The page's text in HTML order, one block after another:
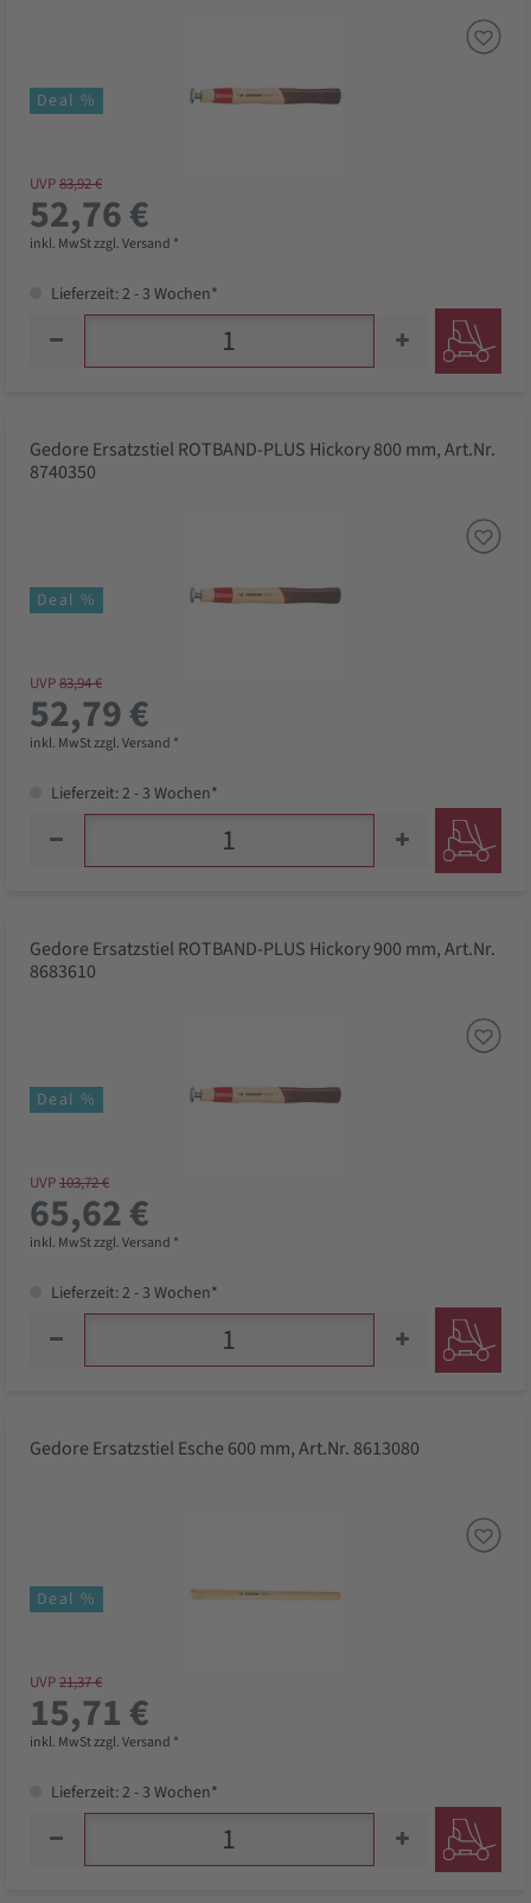
Deal %
UVP83,92 €
52,76 €
inkl. MwSt zzgl. Versand *
Lieferzeit: 2 - 3 Wochen*
Gedore Ersatzstiel ROTBAND-PLUS Hickory 800 mm, Art.Nr.
8740350
Deal %
UVP83,94 €
52,79 €
inkl. MwSt zzgl. Versand *
Lieferzeit: 2 - 3 Wochen*
Gedore Ersatzstiel ROTBAND-PLUS Hickory 900 mm, Art.Nr.
8683610
Deal %
UVP103,72 €
65,62 €
inkl. MwSt zzgl. Versand *
Lieferzeit: 2 - 3 Wochen*
Gedore Ersatzstiel Esche 600 mm, Art.Nr. 8613080
Deal %
UVP21,37 €
15,71 €
inkl. MwSt zzgl. Versand *
Lieferzeit: 2 - 3 Wochen*